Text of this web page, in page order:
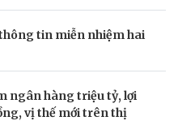
tin miễn nhiệm hai
ngân hàng triệu tỷ, lợi
vị thế mới trên thị